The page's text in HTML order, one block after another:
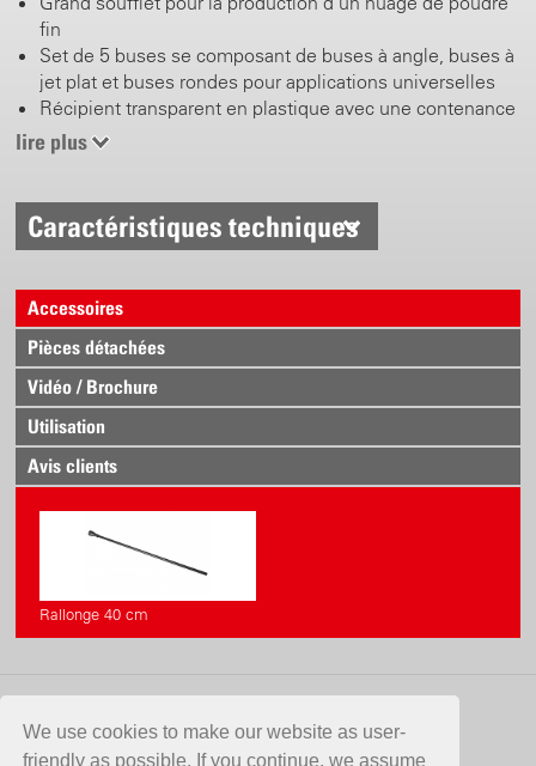
We use cookies to make our website as user-
friendly as possible. If you continue, we assume
fin
Set de 5 buses se composant de buses à angle, buses à
jet plat et buses rondes pour applications universelles
Récipient transparent en plastique avec une contenance
de 0.5 l pour env. 500 g de poudre
Grande ouverture de remplissage
Idéal pour applications biologiques (terre de diatomées,
farine de pierre, poudre de roche, poudre de chaux
Rapidement prêt à fonctionner
Maniement simple
lire plus
Caractéristiques techniques
Accessoires
Pièces détachées
Vidéo / Brochure
Utilisation
Avis clients
Rallonge 40 cm
CONTACT